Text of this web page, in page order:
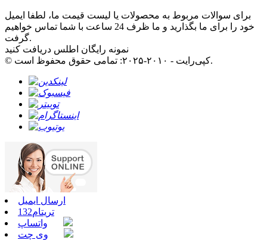
برای سوالات مربوط به محصولات یا لیست قیمت ما، لطفا ایمیل
خود را برای ما بگذارید و ما ظرف 24 ساعت با شما تماس خواهیم
گرفت.
نمونه رایگان اطلس دریافت کنید
© کپی‌رایت - ۲۰۱۰-۲۰۲۵: تمامی حقوق محفوظ است.
ارسال ایمیل
تریتام132
واتساپ
وی چت